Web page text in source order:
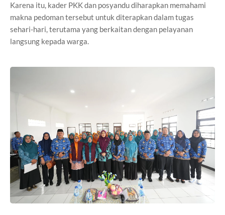
Karena itu, kader PKK dan posyandu diharapkan memahami
makna pedoman tersebut untuk diterapkan dalam tugas
sehari-hari, terutama yang berkaitan dengan pelayanan
langsung kepada warga.